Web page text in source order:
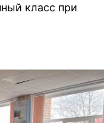
класс при